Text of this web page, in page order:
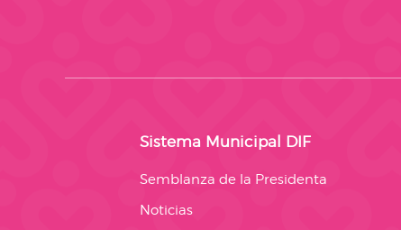
Sistema Municipal DIF
Semblanza de la Presidenta
Noticias